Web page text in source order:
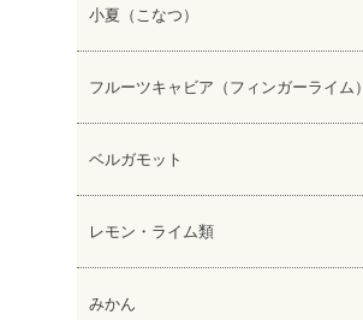
小夏（こなつ）
フルーツキャビア（フィンガーライム）
ベルガモット
レモン・ライム類
みかん